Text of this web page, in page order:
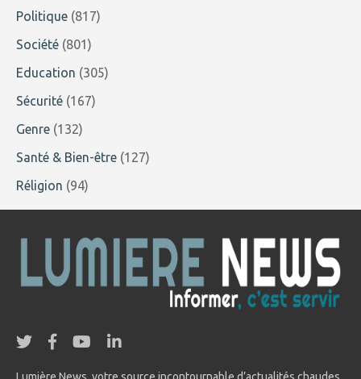
Politique (817)
Société (801)
Education (305)
Sécurité (167)
Genre (132)
Santé & Bien-être (127)
Réligion (94)